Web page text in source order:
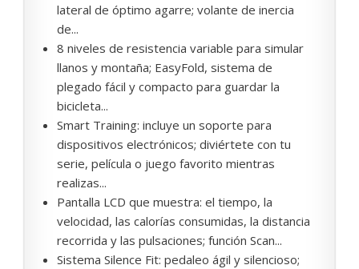
lateral de óptimo agarre; volante de inercia
de...
8 niveles de resistencia variable para simular
llanos y montaña; EasyFold, sistema de
plegado fácil y compacto para guardar la
bicicleta...
Smart Training: incluye un soporte para
dispositivos electrónicos; diviértete con tu
serie, película o juego favorito mientras
realizas...
Pantalla LCD que muestra: el tiempo, la
velocidad, las calorías consumidas, la distancia
recorrida y las pulsaciones; función Scan...
Sistema Silence Fit: pedaleo ágil y silencioso;